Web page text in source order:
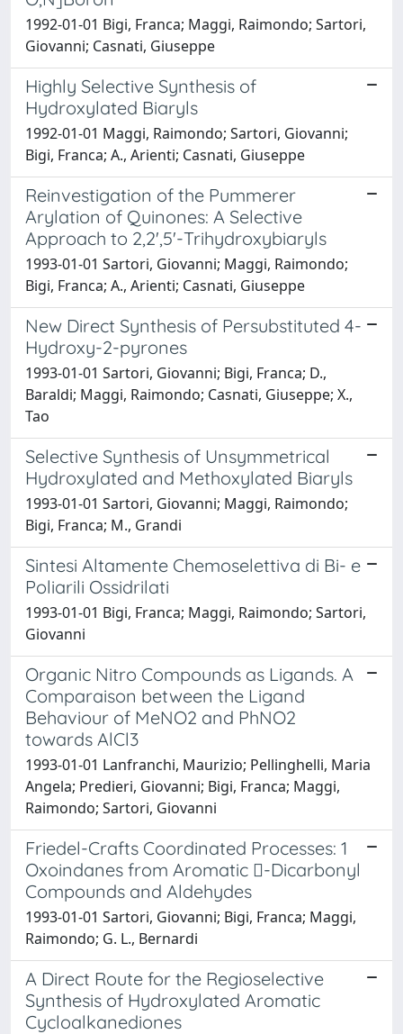
1992-01-01 Bigi, Franca; Maggi, Raimondo; Sartori,
Giovanni; Casnati, Giuseppe
Highly Selective Synthesis of
Hydroxylated Biaryls
1992-01-01 Maggi, Raimondo; Sartori, Giovanni;
Bigi, Franca; A., Arienti; Casnati, Giuseppe
Reinvestigation of the Pummerer
Arylation of Quinones: A Selective
Approach to 2,2',5'-Trihydroxybiaryls
1993-01-01 Sartori, Giovanni; Maggi, Raimondo;
Bigi, Franca; A., Arienti; Casnati, Giuseppe
New Direct Synthesis of Persubstituted 4-
Hydroxy-2-pyrones
1993-01-01 Sartori, Giovanni; Bigi, Franca; D.,
Baraldi; Maggi, Raimondo; Casnati, Giuseppe; X.,
Tao
Selective Synthesis of Unsymmetrical
Hydroxylated and Methoxylated Biaryls
1993-01-01 Sartori, Giovanni; Maggi, Raimondo;
Bigi, Franca; M., Grandi
Sintesi Altamente Chemoselettiva di Bi- e
Poliarili Ossidrilati
1993-01-01 Bigi, Franca; Maggi, Raimondo; Sartori,
Giovanni
Organic Nitro Compounds as Ligands. A
Comparaison between the Ligand
Behaviour of MeNO2 and PhNO2
towards AlCl3
1993-01-01 Lanfranchi, Maurizio; Pellinghelli, Maria
Angela; Predieri, Giovanni; Bigi, Franca; Maggi,
Raimondo; Sartori, Giovanni
Friedel-Crafts Coordinated Processes: 1
Oxoindanes from Aromatic -Dicarbonyl
Compounds and Aldehydes
1993-01-01 Sartori, Giovanni; Bigi, Franca; Maggi,
Raimondo; G. L., Bernardi
A Direct Route for the Regioselective
Synthesis of Hydroxylated Aromatic
Cycloalkanediones